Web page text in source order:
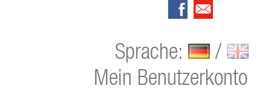
Sprache:
/
Mein Benutzerkonto